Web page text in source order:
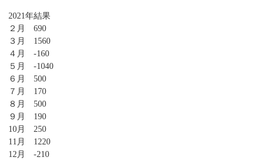
2021年結果
２月 690
３月 1560
４月 -160
５月 -1040
６月 500
７月 170
８月 500
９月 190
10月 250
11月 1220
12月 -210